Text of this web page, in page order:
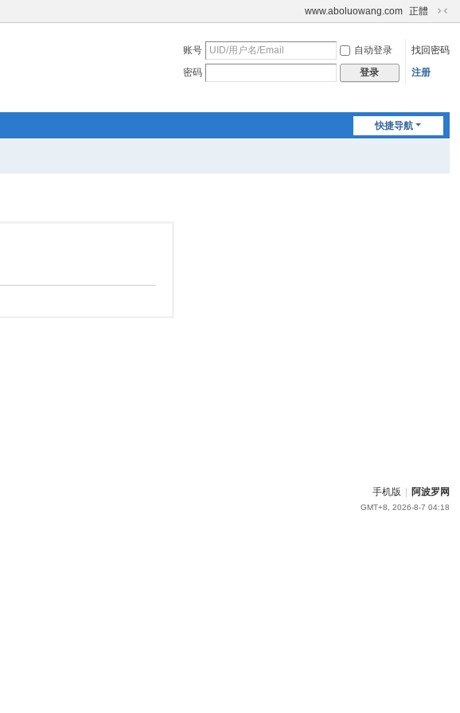
www.aboluowang.com 正體
切
到
账号 自动登录
找回密码
密码
登录 注册
快捷导航
手机版 阿波罗网
GMT+8, 2026-8-7 04:18